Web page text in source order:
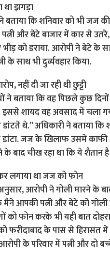
झगड़ा
बताया कि शनिवार को भी जज
और बेटे बाजार में कार से
को डराया. आरोपी ने बेटे के
के साथ भी दुर्व्यवहार किया.
नहीं दी जा रही थी छुट्टी
ने बताया कि वह पिछले कुछ
इससे शायद वह अवसाद में चला
थे.” अधिकारी ने बताया कि
जज के खिलाफ उसमें काफी
के बाद चीख रहा था कि ये शैतान
लगाया था जज को फोन
आरोपी ने गोली मारने के
मैंने आपकी पत्नी और बेटे को
को फोन करके भी यही बात
फरीदाबाद के पास से हिरासत
के परिवार में पत्नी और दो